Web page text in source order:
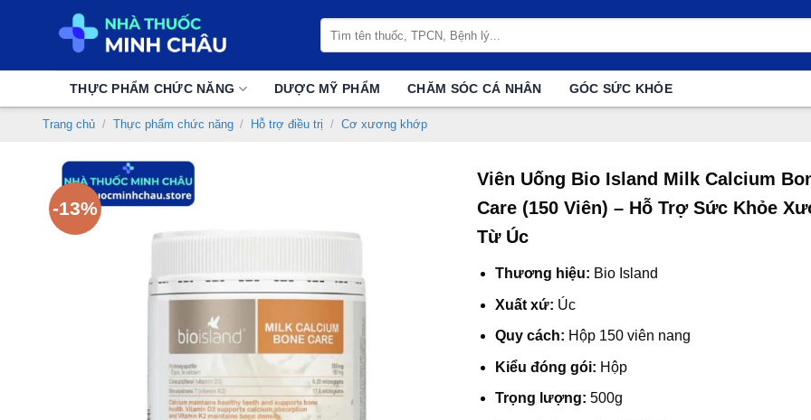
kiếm:
THỰC PHẨM CHỨC NĂNG DƯỢC MỸ PHẨM CHĂM SÓC CÁ NHÂN GÓC SỨC KHỎE
Trang chủ / Thực phẩm chức năng / Hỗ trợ điều trị / Cơ xương khớp
-13%
Viên Uống Bio Island Milk Calcium
Care (150 Viên) – Hỗ Trợ Sức Khỏe
Từ Úc
Thương hiệu: Bio Island
Xuất xứ: Úc
Quy cách: Hộp 150 viên nang
Kiểu đóng gói: Hộp
Trọng lượng: 500g